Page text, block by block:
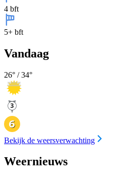
4 bft
5+ bft
Vandaag
26° /34°
Bekijk de weersverwachting
Weernieuws